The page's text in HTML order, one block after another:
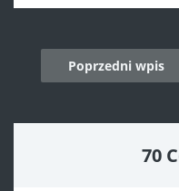
navigation
Poprzedni wpis
70